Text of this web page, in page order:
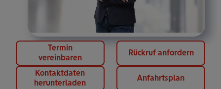
Termin
vereinbaren
Rückruf anfordern
Kontaktdaten
herunterladen
Anfahrtsplan